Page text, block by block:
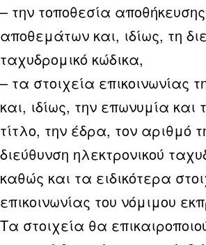
– την τοποθεσία
αποθεμάτων και, ιδίως, τη
ταχυδρομικό κώδικα,
– τα στοιχεία επικοινωνίας
και, ιδίως, την επωνυμία και
τίτλο, την έδρα, τον αριθμό
διεύθυνση ηλεκτρονικού
καθώς και τα ειδικότερα
επικοινωνίας του νόμιμου
Τα στοιχεία θα